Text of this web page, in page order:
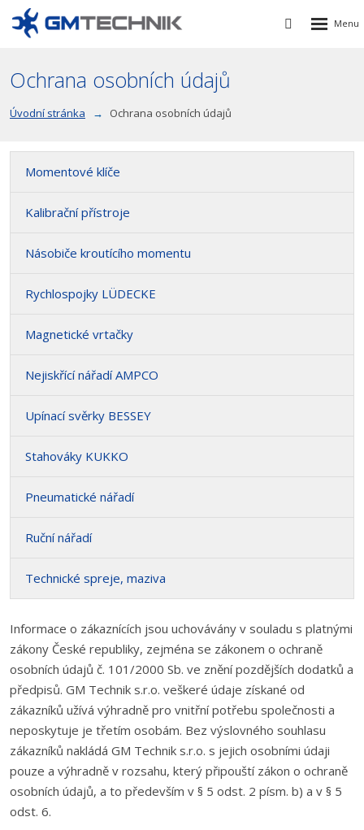
Vyhledávání
Rozbalení
Ochrana osobních údajů
Úvodní stránka Ochrana osobních údajů
Momentové klíče
Kalibrační přístroje
Násobiče kroutícího momentu
Rychlospojky LÜDECKE
Magnetické vrtačky
Nejiskřící nářadí AMPCO
Upínací svěrky BESSEY
Stahováky KUKKO
Pneumatické nářadí
Ruční nářadí
Technické spreje, maziva
Informace o zákaznících jsou uchovávány v souladu s platnými
zákony České republiky, zejména se zákonem o ochraně
osobních údajů č. 101/2000 Sb. ve znění pozdějších dodatků a
předpisů. GM Technik s.r.o. veškeré údaje získané od
zákazníků užívá výhradně pro vnitřní potřebu společnosti a
neposkytuje je třetím osobám. Bez výslovného souhlasu
zákazníků nakládá GM Technik s.r.o. s jejich osobními údaji
pouze a výhradně v rozsahu, který připouští zákon o ochraně
osobních údajů, a to především v § 5 odst. 2 písm. b) a v § 5
odst. 6.